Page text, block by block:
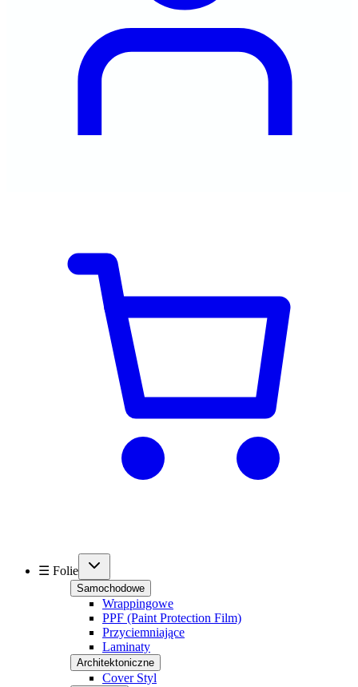
☰ Folie
Samochodowe
Wrappingowe
PPF (Paint Protection Film)
Przyciemniające
Laminaty
Architektoniczne
Cover Styl